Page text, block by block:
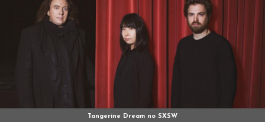
Tangerine Dream no SXSW